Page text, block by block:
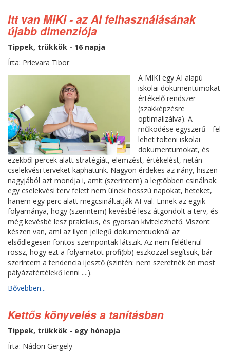
Itt van MIKI - az AI felhasználásának
újabb dimenziója
Tippek, trükkök - 16 napja
Írta: Prievara Tibor
A MIKI egy AI alapú
iskolai dokumentumokat
értékelő rendszer
(szakképzésre
optimalizálva). A
működése egyszerű - fel
lehet tölteni iskolai
dokumentumokat, és
ezekből percek alatt stratégiát, elemzést, értékelést, netán
cselekvési terveket kaphatunk. Nagyon érdekes az irány, hiszen
nagyjából azt mondja i, amit (szerintem) a legtöbben csinálnak:
egy cselekvési terv felett nem ülnek hosszú napokat, heteket,
hanem egy perc alatt megcsináltatják AI-val. Ennek az egyik
folyamánya, hogy (szerintem) kevésbé lesz átgondolt a terv, és
még kevésbé lesz praktikus, és gyorsan kivitelezhető. Viszont
készen van, ami az ilyen jellegű dokumentuoknál az
elsődlegesen fontos szempontak látszik. Az nem felétlenül
rossz, hogy ezt a folyamatot profi(bb) eszközzel segítsük, bár
szerintem a tendencia ijesztő (szintén: nem szeretnék én most
pályázatértélekő lenni ....).
Bővebben...
Kettős könyvelés a tanításban
Tippek, trükkök - egy hónapja
Írta: Nádori Gergely